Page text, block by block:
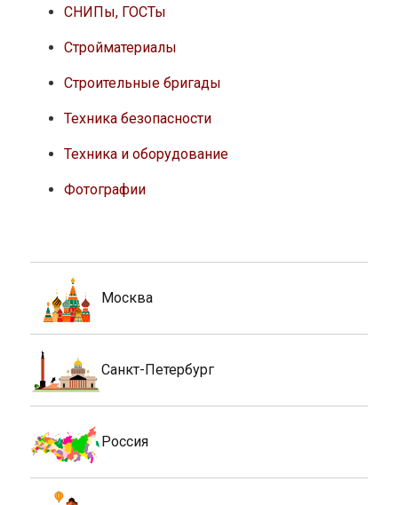
СНИПы, ГОСТы
Стройматериалы
Строительные бригады
Техника безопасности
Техника и оборудование
Фотографии
Москва
Санкт-Петербург
Россия